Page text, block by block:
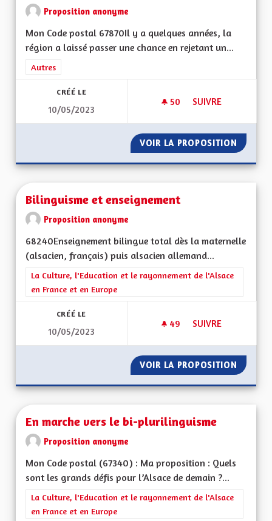
Proposition anonyme
Mon Code postal 67870Il y a quelques années, la
région a laissé passer une chance en rejetant un...
Filtrer les résultats de la catégorie : Autres
Autres
CRÉÉ LE
10/05/2023
50 50 ABONNÉS
SUIVRE
VOIR LA PROPOSITION UN
Bilinguisme et enseignement
Proposition anonyme
68240Enseignement bilingue total dès la maternelle
(alsacien, français) puis alsacien allemand...
Filtrer les résultats de la catégorie : La Culture, l'Education et
La Culture, l'Education et le rayonnement de l'Alsace
en France et en Europe
CRÉÉ LE
10/05/2023
49 49 ABONNÉS
SUIVRE
VOIR LA PROPOSITION
En marche vers le bi-plurilinguisme
Proposition anonyme
Mon Code postal (67340) : Ma proposition : Quels
sont les grands défis pour l’Alsace de demain ?...
Filtrer les résultats de la catégorie : La Culture, l'Education et
La Culture, l'Education et le rayonnement de l'Alsace
en France et en Europe